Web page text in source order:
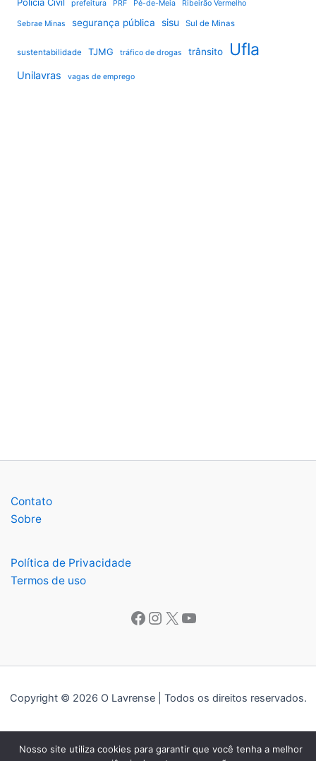
Polícia Civil
prefeitura PRF Pé-de-Meia Ribeirão Vermelho
Sebrae Minas segurança pública sisu Sul de Minas
sustentabilidade TJMG tráfico de drogas trânsito Ufla
Unilavras vagas de emprego
Contato
Sobre
Política de Privacidade
Termos de uso
Copyright © 2026 O Lavrense | Todos os direitos reservados.
Nosso site utiliza cookies para garantir que você tenha a melhor